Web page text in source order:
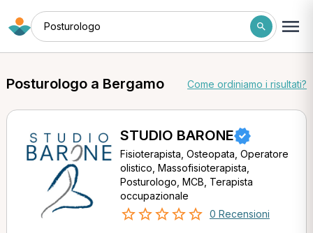
Posturologo
Posturologo a Bergamo Come ordiniamo i risultati?
STUDIO BARONE
Fisioterapista, Osteopata, Operatore
olistico, Massofisioterapista,
Posturologo, MCB, Terapista
occupazionale
0 Recensioni